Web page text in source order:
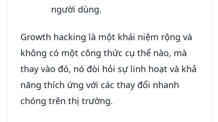
người dùng.
Growth hacking là một khái niệm rộng và
không có một công thức cụ thể nào, mà
thay vào đó, nó đòi hỏi sự linh hoạt và khả
năng thích ứng với các thay đổi nhanh
chóng trên thị trường.